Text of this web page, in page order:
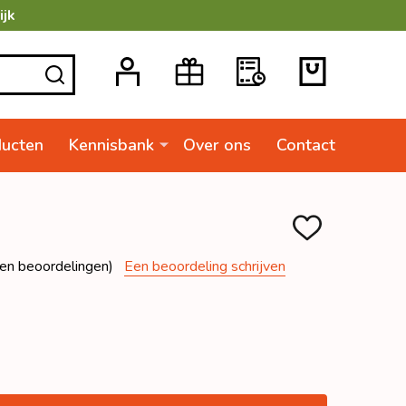
ZOEKEN
Kennisbank Over ons Contact
TOEVOEGEN
beoordelingen) Een beoordeling schrijven